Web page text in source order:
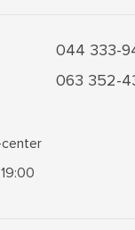
044 333-
063 352-